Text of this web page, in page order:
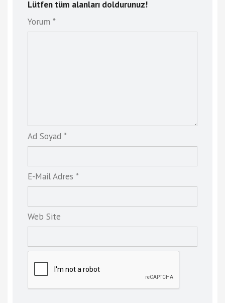
Lütfen tüm alanları doldurunuz!
Yorum *
Ad Soyad *
E-Mail Adres *
Web Site